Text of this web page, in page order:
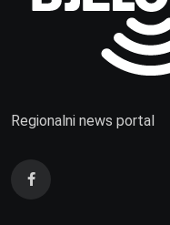
Regionalni news portal